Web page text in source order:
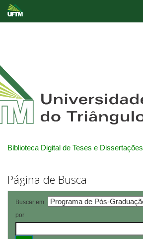
Biblioteca Digital de Teses e Dissertações
Página de Busca
Buscar em:
por